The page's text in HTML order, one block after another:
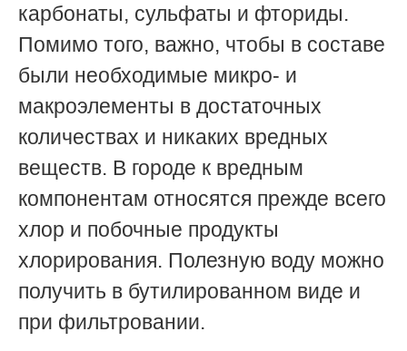
карбонаты, сульфаты и фториды.
Помимо того, важно, чтобы в составе
были необходимые микро- и
макроэлементы в достаточных
количествах и никаких вредных
веществ. В городе к вредным
компонентам относятся прежде всего
хлор и побочные продукты
хлорирования. Полезную воду можно
получить в бутилированном виде и
при фильтровании.